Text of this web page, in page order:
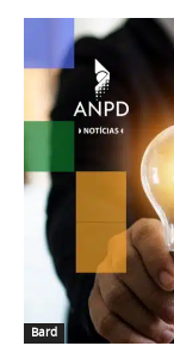
Bard